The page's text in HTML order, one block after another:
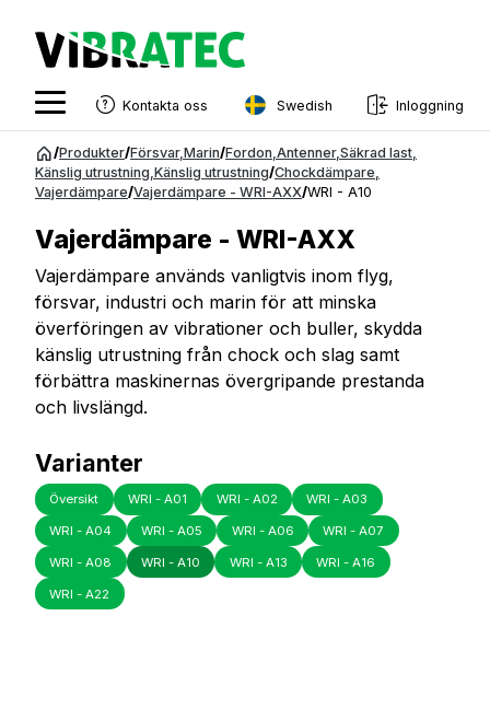
Hoppa
innehåll
Kontakta oss Swedish
English
Swedish
French
Estonian
Finnish
Danish
Inloggning
/Produkter/Försvar, Marin/Fordon Antenner, Säkrad last
Känslig utrustning Känslig utrustning/Chockdämpare
Vajerdämpare/Vajerdämpare - WRI-AXX/WRI - A10
Vajerdämpare - WRI-AXX
Vajerdämpare används vanligtvis inom flyg,
försvar, industri och marin för att minska
överföringen av vibrationer och buller, skydda
känslig utrustning från chock och slag samt
förbättra maskinernas övergripande prestanda
och livslängd.
Varianter
Översikt WRI - A01 WRI - A02 WRI - A03
WRI - A04 WRI - A05 WRI - A06 WRI - A07
WRI - A08 WRI - A10 WRI - A13 WRI - A16
WRI - A22